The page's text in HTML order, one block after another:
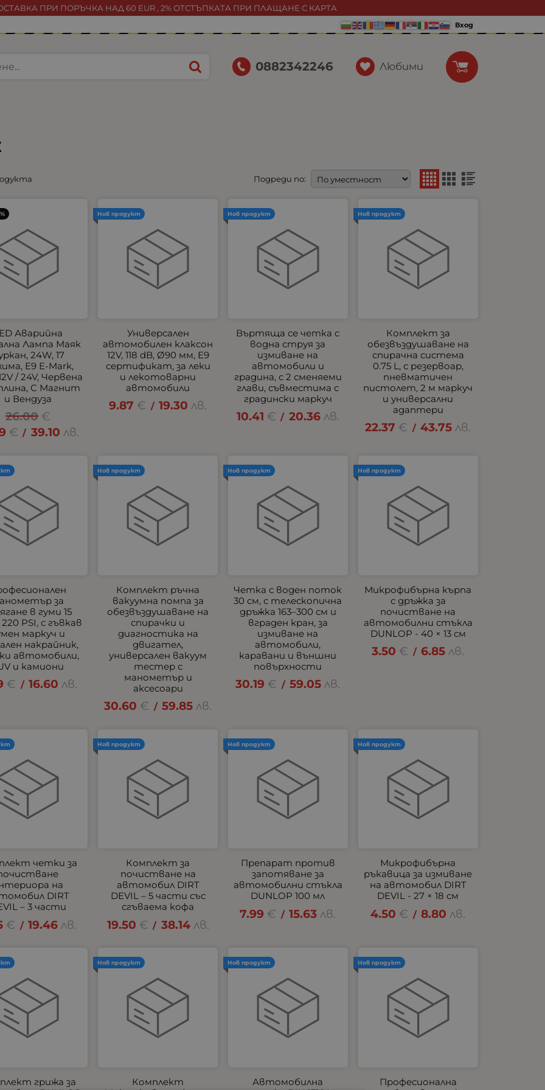
ПРИ ПОРЪЧКА НАД 60 EUR , 2% ОТСТЪПКАТА ПРИ ПЛАЩАНЕ С КАРТА
Вход
0882342246 Любими
Подреди по:
Аварийна
Лампа Маяк
24W, 17
E9 E-Mark,
/ 24V, Червена
С Магнит
и Вендуза
26.00 €
€ / 39.10 лв.
Универсален
автомобилен клаксон
12V, 118 dB, Ø90 мм, E9
сертификат, за леки
и лекотоварни
автомобили
9.87 € / 19.30 лв.
Нов продукт
Въртяща се четка с
водна струя за
измиване на
автомобили и
градина, с 2 сменяеми
глави, съвместима с
градински маркуч
10.41 € / 20.36 лв.
Нов продукт
Комплект за
обезвъздушаване на
спирачна система
0.75 L, с резервоар,
пневматичен
пистолет, 2 м маркуч
и универсални
адаптери
22.37 € / 43.75 лв.
Нов продукт
за
в гуми 15
PSI, с гъвкав
маркуч и
накрайник,
автомобили,
и камиони
€ / 16.60 лв.
Комплект ръчна
вакуумна помпа за
обезвъздушаване на
спирачки и
диагностика на
двигател,
универсален вакуум
тестер с
манометър и
аксесоари
30.60 € / 59.85 лв.
Нов продукт
Четка с воден поток
30 см, с телескопична
дръжка 163–300 см и
вграден кран, за
измиване на
автомобили,
каравани и външни
повърхности
30.19 € / 59.05 лв.
Нов продукт
Микрофибърна кърпа
с дръжка за
почистване на
автомобилни стъкла
DUNLOP - 40 × 13 см
3.50 € / 6.85 лв.
Нов продукт
четки за
на
DIRT
– 3 части
€ / 19.46 лв.
Комплект за
почистване на
автомобил DIRT
DEVIL – 5 части със
сгъваема кофа
19.50 € / 38.14 лв.
Нов продукт
Препарат против
запотяване за
автомобилни стъкла
DUNLOP 100 мл
7.99 € / 15.63 лв.
Нов продукт
Микрофибърна
ръкавица за измиване
на автомобил DIRT
DEVIL - 27 × 18 см
4.50 € / 8.80 лв.
Нов продукт
грижа за
Комплект
Нов продукт
Автомобилна
Нов продукт
Професионална
Нов продукт